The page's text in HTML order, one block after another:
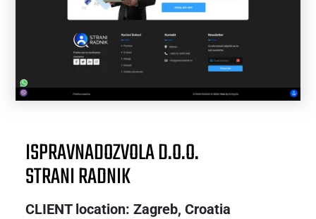
ISPRAVNADOZVOLA D.O.O.
STRANI RADNIK
CLIENT location: Zagreb, Croatia